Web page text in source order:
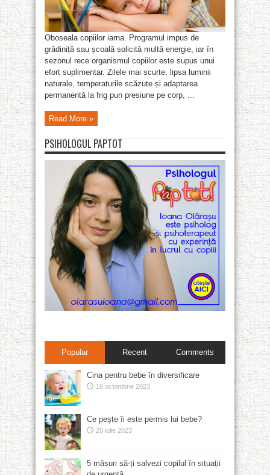
Oboseala copiilor iarna. Programul impus de
grădiniță sau școală solicită multă energie, iar în
sezonul rece organismul copiilor este supus unui
efort suplimentar. Zilele mai scurte, lipsa luminii
naturale, temperaturile scăzute și adaptarea
permanentă la frig pun presiune pe corp, ...
Read More »
PSIHOLOGUL PAPTOT
Popular Recent Comments
Cina pentru bebe în diversificare
16 octombrie 2023
Ce pește îi este permis lui bebe?
20 iulie 2023
5 măsuri să-ți salvezi copilul în situații